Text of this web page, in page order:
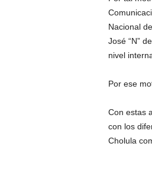
Nacional
José “N”
nivel
Por ese
Con estas
con los
Cholula